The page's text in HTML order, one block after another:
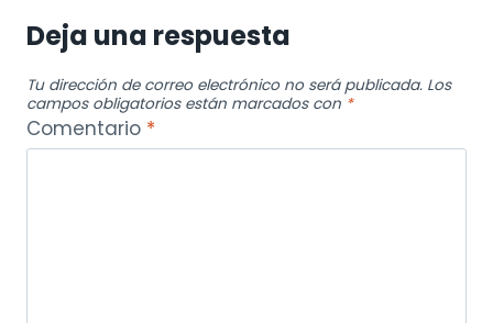
Deja una respuesta
Tu dirección de correo electrónico no será publicada. Los
campos obligatorios están marcados con *
Comentario *